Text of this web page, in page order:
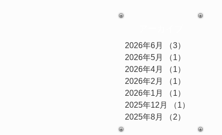
2026年6月 （3）
2026年5月
（1）
2026年4月
（1）
2026年2月
（1）
2026年1月
（1）
2025年12月
（1）
2025年8月
（2）